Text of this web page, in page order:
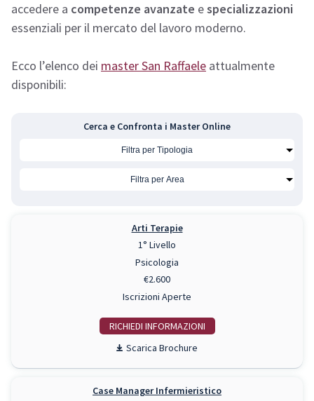
accedere a competenze avanzate especializzazioni
essenziali per il mercato del lavoro moderno.
Ecco l’elenco dei master San Raffaele attualmente
disponibili:
Cerca e Confronta i Master Online
Arti Terapie
1° Livello
Psicologia
€2.600
Iscrizioni Aperte
RICHIEDI INFO
Scarica Brochure
Case Manager Infermieristico